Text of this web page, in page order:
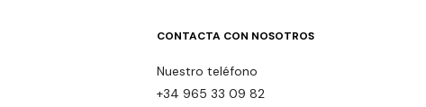
CONTACTA CON NOSOTROS
Nuestro teléfono
+34 965 33 09 82